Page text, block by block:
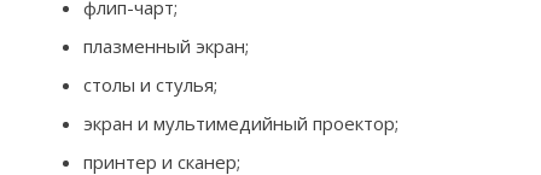
флип-чарт;
плазменный экран;
столы и стулья;
экран и мультимедийный проектор;
принтер и сканер;